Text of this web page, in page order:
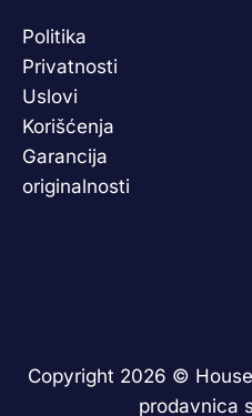
Politika
Privatnosti
Uslovi
Korišćenja
Garancija
originalnosti
Copyright 2026 ©
prodavnica